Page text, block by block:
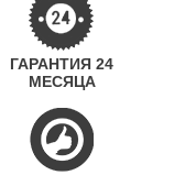
ГАРАНТИЯ 24
МЕСЯЦА